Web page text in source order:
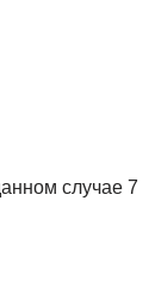
случае 7